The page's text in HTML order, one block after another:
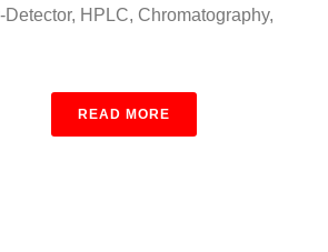
Detector, HPLC, Chromatography,
READ MORE